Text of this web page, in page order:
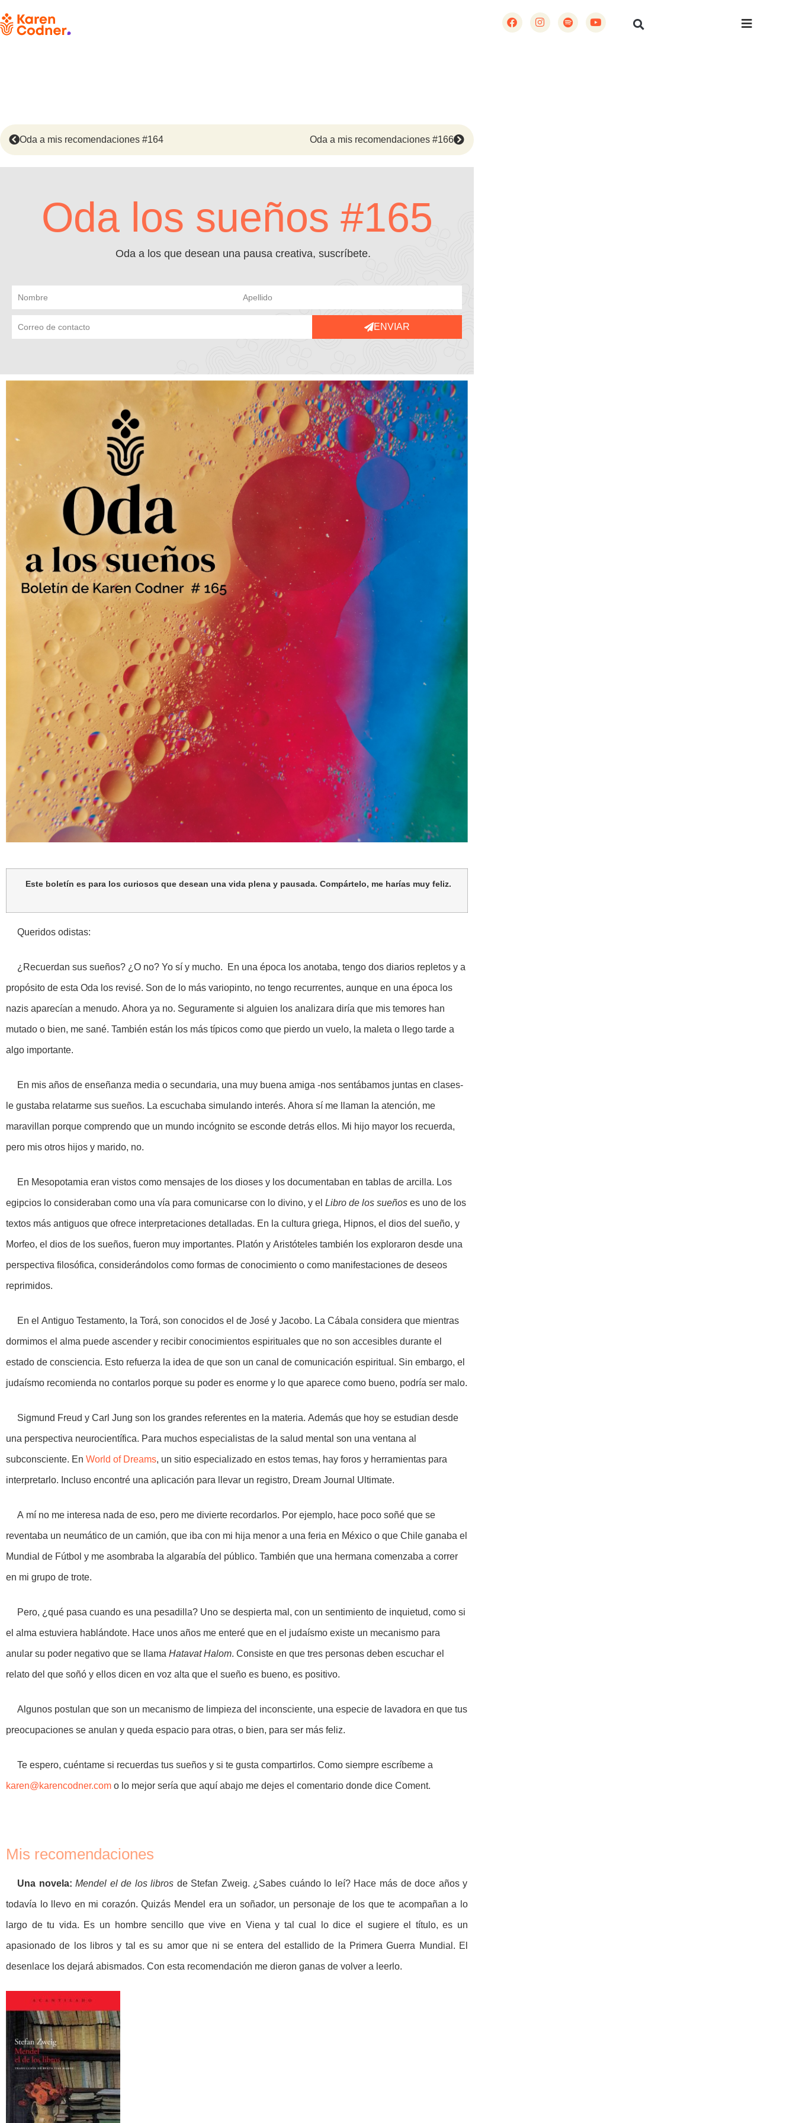
Oda a mis recomendaciones #164 Oda a mis recomendaciones #166
Oda los sueños #165
Oda a los que desean una pausa creativa, suscríbete.
ENVIAR
Este boletín es para los curiosos que desean una vida plena y pausada. Compártelo, me harías muy feliz.
Queridos odistas:
¿Recuerdan sus sueños? ¿O no? Yo sí y mucho. En una época los anotaba, tengo dos diarios repletos y a
propósito de esta Oda los revisé. Son de lo más variopinto, no tengo recurrentes, aunque en una época los
nazis aparecían a menudo. Ahora ya no. Seguramente si alguien los analizara diría que mis temores han
mutado o bien, me sané. También están los más típicos como que pierdo un vuelo, la maleta o llego tarde a
algo importante.
En mis años de enseñanza media o secundaria, una muy buena amiga -nos sentábamos juntas en clases-
le gustaba relatarme sus sueños. La escuchaba simulando interés. Ahora sí me llaman la atención, me
maravillan porque comprendo que un mundo incógnito se esconde detrás ellos. Mi hijo mayor los recuerda,
pero mis otros hijos y marido, no.
En Mesopotamia eran vistos como mensajes de los dioses y los documentaban en tablas de arcilla. Los
egipcios lo consideraban como una vía para comunicarse con lo divino, y el Libro de los sueños es uno de los
textos más antiguos que ofrece interpretaciones detalladas. En la cultura griega, Hipnos, el dios del sueño, y
Morfeo, el dios de los sueños, fueron muy importantes. Platón y Aristóteles también los exploraron desde una
perspectiva filosófica, considerándolos como formas de conocimiento o como manifestaciones de deseos
reprimidos.
En el Antiguo Testamento, la Torá, son conocidos el de José y Jacobo. La Cábala considera que mientras
dormimos el alma puede ascender y recibir conocimientos espirituales que no son accesibles durante el
estado de consciencia. Esto refuerza la idea de que son un canal de comunicación espiritual. Sin embargo, el
judaísmo recomienda no contarlos porque su poder es enorme y lo que aparece como bueno, podría ser malo.
Sigmund Freud y Carl Jung son los grandes referentes en la materia. Además que hoy se estudian desde
una perspectiva neurocientífica. Para muchos especialistas de la salud mental son una ventana al
subconsciente. En World of Dreams, un sitio especializado en estos temas, hay foros y herramientas para
interpretarlo. Incluso encontré una aplicación para llevar un registro, Dream Journal Ultimate.
A mí no me interesa nada de eso, pero me divierte recordarlos. Por ejemplo, hace poco soñé que se
reventaba un neumático de un camión, que iba con mi hija menor a una feria en México o que Chile ganaba el
Mundial de Fútbol y me asombraba la algarabía del público. También que una hermana comenzaba a correr
en mi grupo de trote.
Pero, ¿qué pasa cuando es una pesadilla? Uno se despierta mal, con un sentimiento de inquietud, como si
el alma estuviera hablándote. Hace unos años me enteré que en el judaísmo existe un mecanismo para
anular su poder negativo que se llama Hatavat Halom. Consiste en que tres personas deben escuchar el
relato del que soñó y ellos dicen en voz alta que el sueño es bueno, es positivo.
Algunos postulan que son un mecanismo de limpieza del inconsciente, una especie de lavadora en que tus
preocupaciones se anulan y queda espacio para otras, o bien, para ser más feliz.
Te espero, cuéntame si recuerdas tus sueños y si te gusta compartirlos. Como siempre escríbeme a
karen@karencodner.com o lo mejor sería que aquí abajo me dejes el comentario donde dice Coment.
Mis recomendaciones
Una novela:Mendel el de los libros de Stefan Zweig. ¿Sabes cuándo lo leí? Hace más de doce años y
todavía lo llevo en mi corazón. Quizás Mendel era un soñador, un personaje de los que te acompañan a lo
largo de tu vida. Es un hombre sencillo que vive en Viena y tal cual lo dice el sugiere el título, es un
apasionado de los libros y tal es su amor que ni se entera del estallido de la Primera Guerra Mundial. El
desenlace los dejará abismados. Con esta recomendación me dieron ganas de volver a leerlo.